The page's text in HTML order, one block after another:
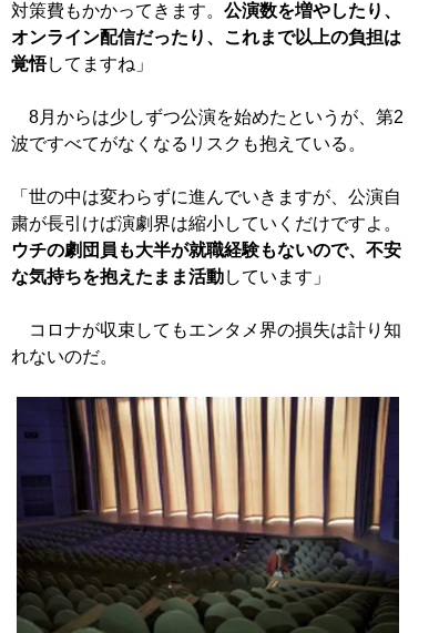
対策費もかかってきます。 公演数を増やしたり、
オンライン配信だったり、これまで以上の負担は
覚悟してますね」
8月からは少しずつ公演を始めたというが、第2
波ですべてがなくなるリスクも抱えている。
「世の中は変わらずに進んでいきますが、公演自
粛が長引けば演劇界は縮小していくだけですよ。
ウチの劇団員も大半が就職経験もないので、不安
な気持ちを抱えたまま活動しています」
コロナが収束してもエンタメ界の損失は計り知
れないのだ。